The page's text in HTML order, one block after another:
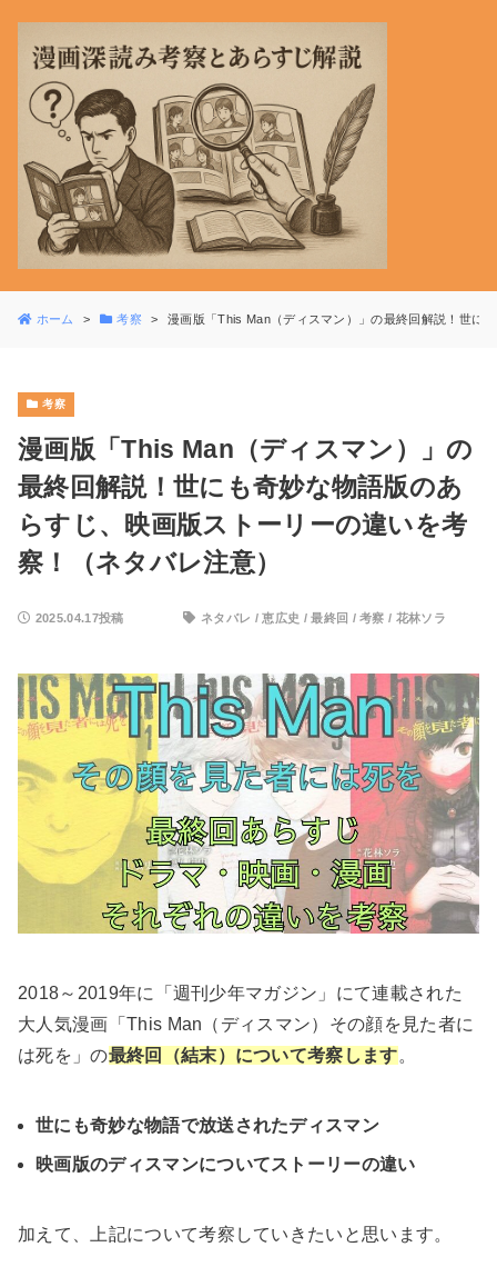
ホーム 考察 漫画版「This Man（ディスマン）」の最終回解説！世に
考察
漫画版「This Man（ディスマン）」の
最終回解説！世にも奇妙な物語版のあ
らすじ、映画版ストーリーの違いを考
察！（ネタバレ注意）
2025.04.17投稿 ネタバレ /恵広史 /最終回 /考察 / 花林ソラ
2018～2019年に「週刊少年マガジン」にて連載された
大人気漫画「This Man（ディスマン）その顔を見た者に
は死を」の最終回（結末）について考察します。
世にも奇妙な物語で放送されたディスマン
映画版のディスマンについてストーリーの違い
加えて、上記について考察していきたいと思います。